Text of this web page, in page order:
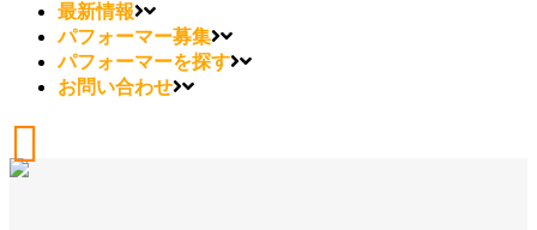
最新情報
パフォーマー募集
パフォーマーを探す
お問い合わせ